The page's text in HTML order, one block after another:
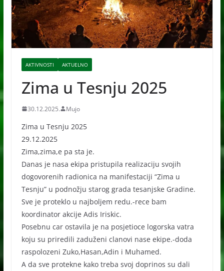
AKTIVNOSTI AKTUELNO
Zima u Tesnju 2025
30.12.2025. Mujo
Zima u Tesnju 2025
29.12.2025
Zima,zima,e pa sta je.
Danas je nasa ekipa pristupila realizaciju svojih
dogovorenih radionica na manifestaciji “Zima u
Tesnju” u podnožju starog grada tesanjske Gradine.
Sve je proteklo u najboljem redu.-rece bam
koordinator akcije Adis Iriskic.
Posebnu car ostavila je na posjetioce logorska vatra
koju su priredili zaduženi clanovi nase ekipe.-doda
raspolozeni Zuko,Hasan,Adin i Muhamed.
A da sve protekne kako treba svoj doprinos su dali